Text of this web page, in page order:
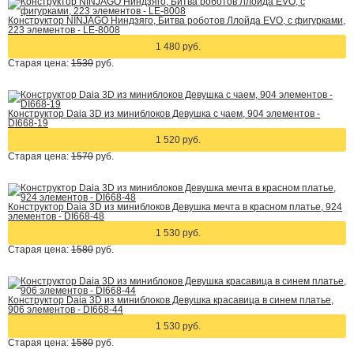
Конструктор NINJAGO Ниндзяго, Битва роботов Ллойда EVO, с фигурками,
223 элементов - LE-8008
1 480 руб.
Старая цена: 1530 руб.
Конструктор Daia 3D из миниблоков Девушка с чаем, 904 элементов -
DI668-19
1 520 руб.
Старая цена: 1570 руб.
Конструктор Daia 3D из миниблоков Девушка мечта в красном платье, 924
элементов - DI668-48
1 530 руб.
Старая цена: 1580 руб.
Конструктор Daia 3D из миниблоков Девушка красавица в синем платье,
906 элементов - DI668-44
1 530 руб.
Старая цена: 1580 руб.